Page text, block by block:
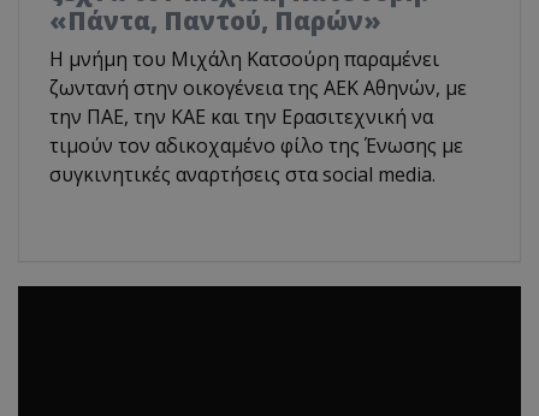
«Πάντα, Παντού, Παρών»
Η μνήμη του Μιχάλη Κατσούρη παραμένει
ζωντανή στην οικογένεια της ΑΕΚ Αθηνών, με
την ΠΑΕ, την ΚΑΕ και την Ερασιτεχνική να
τιμούν τον αδικοχαμένο φίλο της Ένωσης με
συγκινητικές αναρτήσεις στα social media.